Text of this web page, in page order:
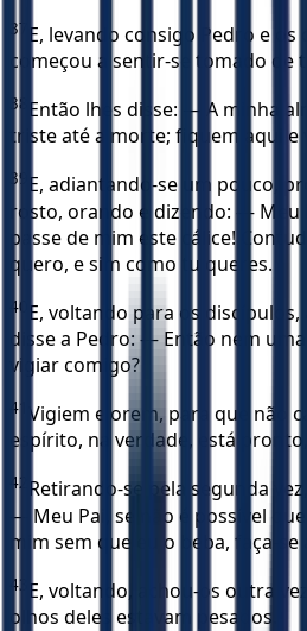
37 E, levando consigo Pedro e os
começou a sentir-se tomado de
38 Então lhes disse: — A minha
triste até a morte; fiquem aqui e
39 E, adiantando-se um pouco,
rosto, orando e dizendo: — Meu
passe de mim este cálice!
quero, e sim como tu queres.
40 E, voltando para os discípulos,
disse a Pedro: — Então nem
vigiar comigo?
41 Vigiem e orem, para que não
espírito, na verdade, está pronto,
42 Retirando-se pela segunda
— Meu Pai, se não é possível
mim sem que eu o beba, faça-
43 E, voltando, achou-os outra
olhos deles estavam pesados.